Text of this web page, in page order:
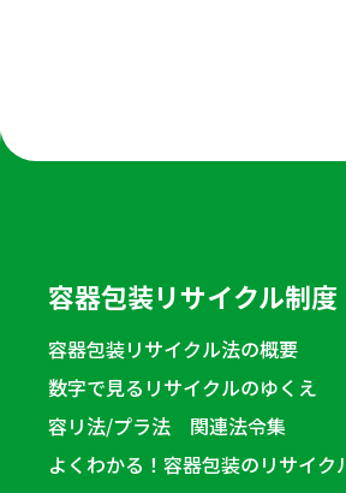
容器包装リサイクル制度
容器包装リサイクル法の概要
数字で見るリサイクルのゆくえ
容リ法/プラ法 関連法令集
よくわかる！容器包装のリサイク